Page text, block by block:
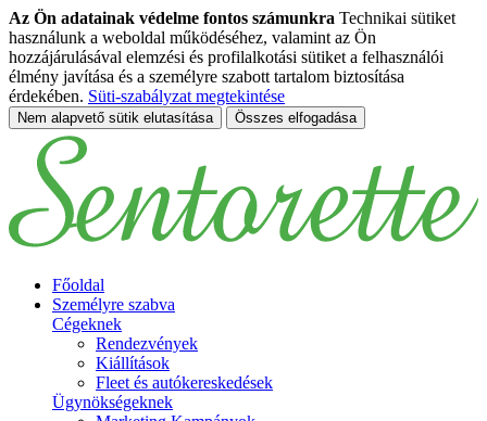
Az Ön adatainak védelme fontos számunkra Technikai sütiket
használunk a weboldal működéséhez, valamint az Ön
hozzájárulásával elemzési és profilalkotási sütiket a felhasználói
élmény javítása és a személyre szabott tartalom biztosítása
érdekében. Süti-szabályzat megtekintése
Nem alapvető sütik elutasítása Összes elfogadása
Ugrás a fő tartalomhoz
Főoldal
Személyre szabva
Cégeknek
Rendezvények
Kiállítások
Fleet és autókereskedések
Ügynökségeknek